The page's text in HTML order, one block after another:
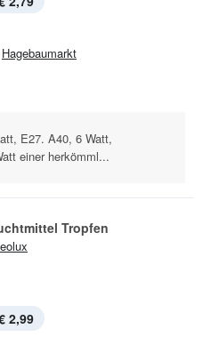
Hagebaumarkt
E27. A40, 6 Watt,
einer herkömml...
Tropfen
2,99